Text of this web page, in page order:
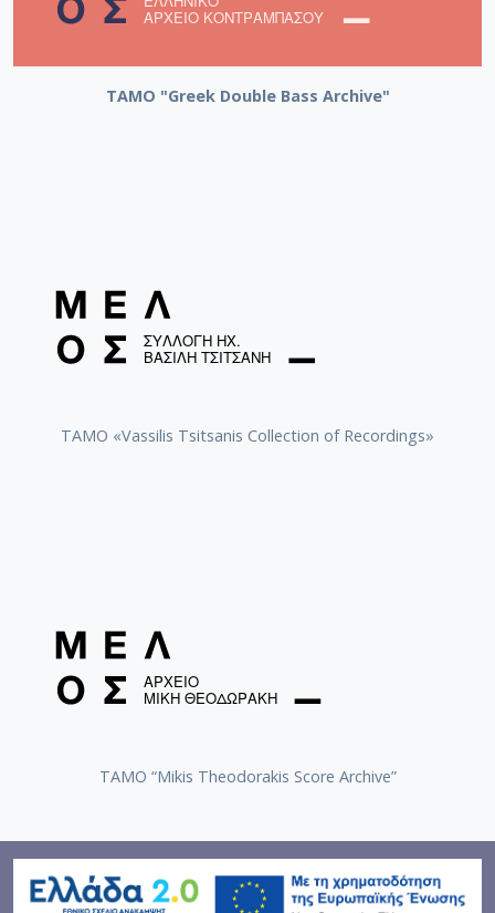
ΤΑΜΟ "Greek Double Bass Archive"
TAMO «Vassilis Tsitsanis Collection of Recordings»
TAMO “Mikis Theodorakis Score Archive”